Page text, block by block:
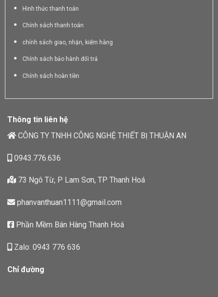
Hình thức thanh toán
Chính sách thanh toán
chính sách giao, nhận, kiểm hàng
Chính sách bảo hành đổi trả
Chính sách hoàn tiền
Thông tin liên hệ
CÔNG TY TNHH CÔNG NGHỆ THIẾT BỊ THUẬN AN
0943.776.636
73 Ngô Từ, P Lam Sơn, TP Thanh Hoá
phanvanthuan1111@gmail.com
Phần Mềm Bán Hàng Thanh Hoá
Zalo: 0943 776 636
Chỉ đường